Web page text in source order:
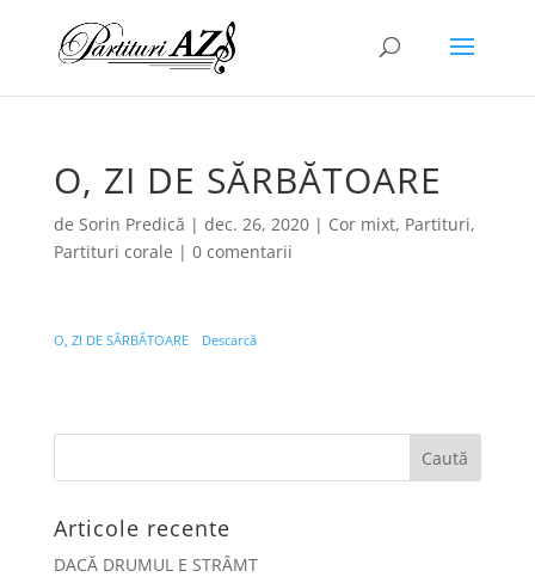
O, ZI DE SĂRBĂTOARE
de Sorin Predică | dec. 26, 2020| Cor mixt, Partituri,
Partituri corale | 0 comentarii
O, ZI DE SĂRBĂTOARE Descarcă
Articole recente
DACĂ DRUMUL E STRÂMT